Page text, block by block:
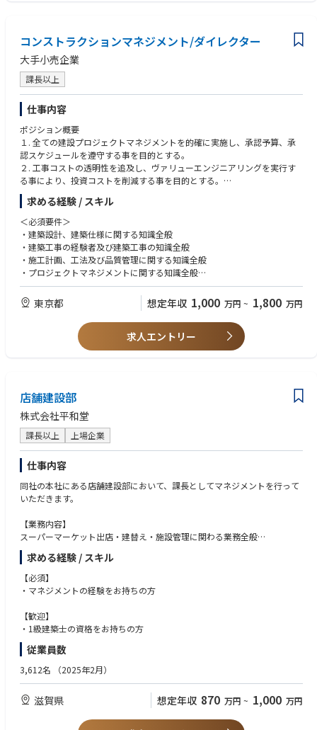
4.資材調達チーム
【魅力ポイント】
・成果が目に見える：開始から完成までの過程を通じて、「店舗」という
形で成果が残ります。
・経験を活かしつつ、事務作業や店舗応援（接客）など様々な経験ができ
ます。
【キャリアについて】
建設営繕部にてマネジメント（管理職）を目指していただく事が可能で
す。
建設チームから施設チームへの異動や、店舗レイアウトなどの企画を担当
する店舗企画部への異動、
キャリアアップ等もあり、新たな分野を習得することも将来的には可能で
す。
【評価基準】
実績×プロセスにて評価
・接客業務に対して前向きな方 ※店舗の応援として勤務することもあり
ます。
コンストラクションマネジメント/ダイレクター
大手小売企業
課長以上
仕事内容
ポジション概要
１. 全ての建設プロジェクトマネジメントを的確に実施し、承認予算、承
認スケジュールを遵守する事を目的とする。
２. 工事コストの透明性を追及し、ヴァリューエンジニアリングを実行す
る事により、投資コストを削減する事を目的とする。
３. 施工計画を精査し、施工の管理、調査及び点検を実施することによ
り、建物等の品質と安心安全を確保する事を目的とする。
主な職務内容
プロジェクトマネジメントの遂行
・建設計画作成及び管理
・新店と改装店、及びメンテナンス工事の工程管理
・設計標準仕様書及び工事施工要領書の利用と更新
スケジュールの遵守
・承認スケジュールの遵守
・プロジェクトスケジュール管理表の作成
建設コストの管理
・建設投資コスト
・建設投資コストの予実管理
・取引先選定/施工業者の決定に伴うフロー及び工事発注の実施
・コストダウンのためのヴァリューエンジニアリング提案
改装店舗の管理業務推進
・改装計画店舗の工事計画を実施
・設計事務所 等によるアウトソーシング管理体制の推進
・安心安全な工事計画と安全パトロールの実行
社会貢献への積極的参画
・社会的立場での取り組みを積極的に実施する
・コーポレートガバナンス及びコンプライアンスの遵守
・EMS(エネルギーマネジメントシステム)を活用、省エネ機器の積極的な
・脱炭素やカーボンニュートラルなど、地球環境に配慮した企業責任の推
進
チーム運営・人材育成
・部門内のチーム運営を行い、メンバーの育成・指導を通じて組織力の強
化を図る。
業務の標準化やナレッジ共有を推進し、プロジェクト遂行力の底上げに
求める経験 / スキル
＜必須要件＞
・建築設計、建築仕様に関する知識全般
・建築工事の経験者及び建築工事の知識全般
・施工計画、工法及び品質管理に関する知識全般
・プロジェクトマネジメントに関する知識全般
・コンストラクションマネジメントに関する知識全般
・ネットワーキングに関する知識全般
・コミュニケーションスキル
・チームマネジメント・人材育成に関する実践的スキル
・第1種電気工事士
東京都 想定年収 1,000 万円 ~ 1,800 万円
求人エントリー
店舗建設部
株式会社平和堂
課長以上 上場企業
仕事内容
同社の本社にある店舗建設部において、課長としてマネジメントを行って
いただきます。
【業務内容】
スーパーマーケット出店・建替え・施設管理に関わる業務全般
【業務詳細】
①意匠設計(自社もしくは外注)
・新規出店検討のボリュームチェック、概算算出
・新店、改装プラン、デザイン検討
②施設管理
・既存施設の修繕計画の策定
③外注先コントロール
・店舗の新築工事に置ける現場監督業務、外注先との折衝業務
・既存施設の改装やテナント入れ替えに伴う現場監督業務、外注先との折
④その他プロジェクトマネジメント業務
求める経験 / スキル
【必須】
・マネジメントの経験をお持ちの方
【歓迎】
・1級建築士の資格をお持ちの方
従業員数
3,612名 （2025年2月）
滋賀県 想定年収 870 万円 ~ 1,000 万円